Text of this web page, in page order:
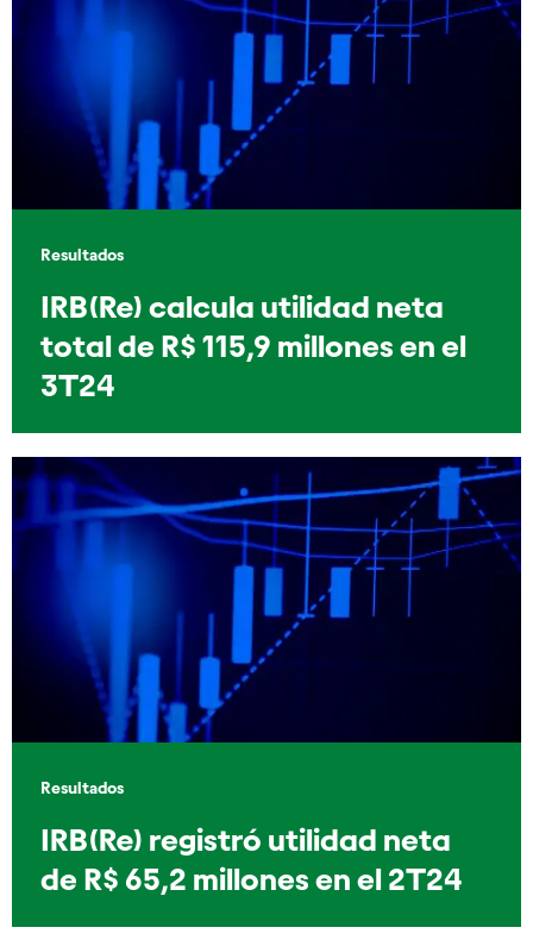
Resultados
IRB(Re) calcula utilidad neta
total de R$ 115,9 millones en el
3T24
Resultados
IRB(Re) registró utilidad neta
de R$ 65,2 millones en el 2T24